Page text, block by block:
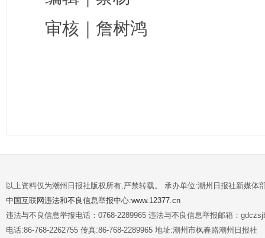
审核｜詹树鸿
以上资料仅为潮州日报社版权所有,严禁转载。 承办单位:潮州日报社新媒体
中国互联网违法和不良信息举报中心:www.12377.cn
违法与不良信息举报电话：0768-2289965 违法与不良信息举报邮箱：
电话:86-768-2262755 传真:86-768-2289965 地址:潮州市枫春路潮州日报社